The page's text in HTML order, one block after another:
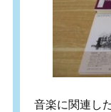
音楽に関連し